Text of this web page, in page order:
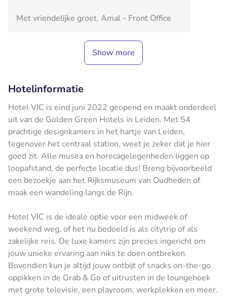
Met vriendelijke groet, Amal - Front Office
Show more
Hotelinformatie
Hotel VIC is eind juni 2022 geopend en maakt onderdeel
uit van de Golden Green Hotels in Leiden. Met 54
prachtige designkamers in het hartje van Leiden,
tegenover het centraal station, weet je zeker dat je hier
goed zit. Alle musea en horecagelegenheden liggen op
loopafstand, de perfecte locatie dus! Breng bijvoorbeeld
een bezoekje aan het Rijksmuseum van Oudheden of
maak een wandeling langs de Rijn.
Hotel VIC is de ideale optie voor een midweek of
weekend weg, of het nu bedoeld is als citytrip of als
zakelijke reis. De luxe kamers zijn precies ingericht om
jouw unieke ervaring aan niks te doen ontbreken.
Bovendien kun je altijd jouw ontbijt of snacks on-the-go
oppikken in de Grab & Go of uitrusten in de loungehoek
met grote televisie, een playroom, werkplekken en meer.